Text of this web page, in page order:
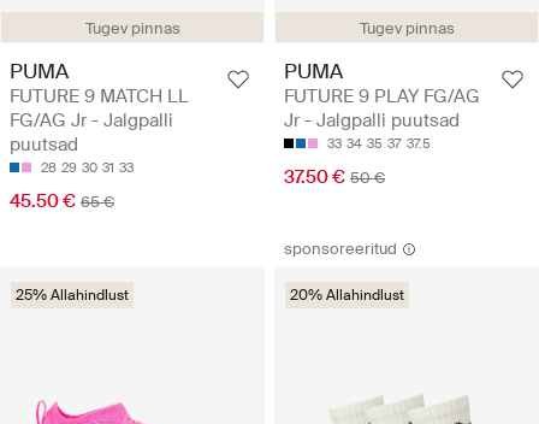
Tugev pinnas
PUMA
FUTURE 9 MATCH LL
FG/AG Jr - Jalgpalli
puutsad
28 29 30 31 33
45.50 € 65 €
Tugev pinnas
PUMA
FUTURE 9 PLAY FG/AG
Jr - Jalgpalli puutsad
33 34 35 37 37.5
37.50 € 50 €
25% Allahindlust
sponsoreeritud
20% Allahindlust